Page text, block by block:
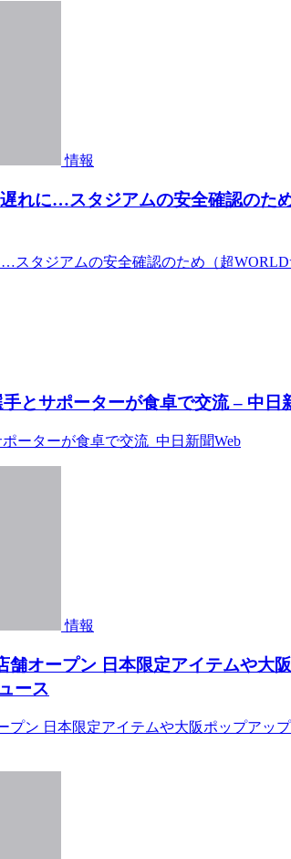
情報
れに…スタジアムの安全確認のた
スタジアムの安全確認のため（超
とサポーターが食卓で交流 – 中日
ーターが食卓で交流 中日新聞Web
情報
舗オープン 日本限定アイテムや大
ース
プン 日本限定アイテムや大阪ポップアッ